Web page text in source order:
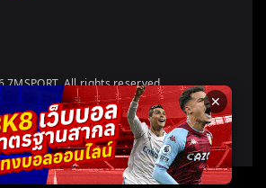
7MSPORT. All rights reserved.
for7msport.today
✕